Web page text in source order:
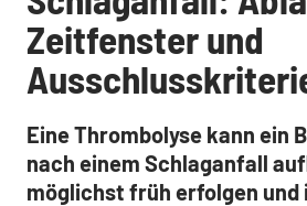
Zeitfenster und
Eine Thrombolyse kann ein
nach einem Schlaganfall
möglichst früh erfolgen